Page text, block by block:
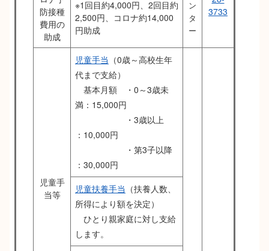
防接種
費用の
助成
※1回目約4,000円、2回目約
2,500円、コロナ約14,000
円助成
ン
タ
ー
3733
児童手
当等
児童手当 （0歳～高校生年
代まで支給）
基本月額 ・0～3歳未
満：15,000円
・3歳以上
：10,000円
・第3子以降
：30,000円
児童扶養手当 （扶養人数、
所得により額を決定）
ひとり親家庭に対し支給
します。